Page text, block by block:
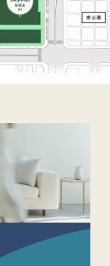
all image photo